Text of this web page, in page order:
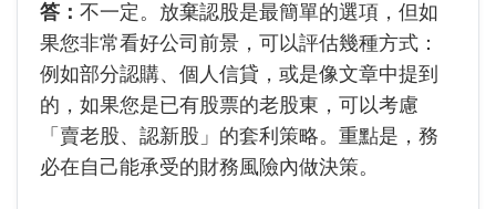
答： 不一定。放棄認股是最簡單的選項，但如
果您非常看好公司前景，可以評估幾種方式：
例如部分認購、個人信貸，或是像文章中提到
的，如果您是已有股票的老股東，可以考慮
「賣老股、認新股」的套利策略。重點是，務
必在自己能承受的財務風險內做決策。